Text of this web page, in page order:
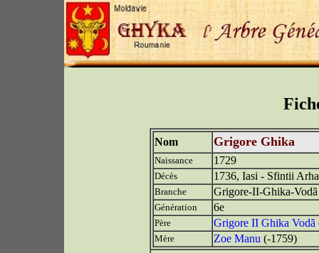
Nom Grigore Ghika
Naissance 1729
Décès 1736, Iasi - Sfintii
Branche Grigore-II-Ghika-Vodã
Génération 6e
Père Grigore II Ghika Vodã
Mère Zoe Manu (-1759)